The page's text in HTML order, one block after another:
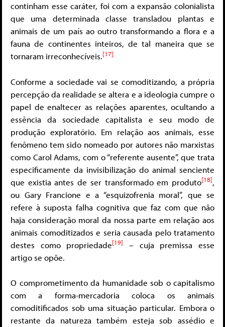
continham esse caráter, foi com a expansão colonialista
que uma determinada classe transladou plantas e
animais de um país ao outro transformando a flora e a
fauna de continentes inteiros, de tal maneira que se
tornaram irreconhecíveis.[17]
Conforme a sociedade vai se comoditizando, a própria
percepção da realidade se altera e a ideologia cumpre o
papel de enaltecer as relações aparentes, ocultando a
essência da sociedade capitalista e seu modo de
produção exploratório. Em relação aos animais, esse
fenômeno tem sido nomeado por autores não marxistas
como Carol Adams, com o “referente ausente”, que trata
especificamente da invisibilização do animal senciente
que existia antes de ser transformado em produto[18],
ou Gary Francione e a “esquizofrenia moral”, que se
refere à suposta falha cognitiva que faz com que não
haja consideração moral da nossa parte em relação aos
animais comoditizados e seria causada pelo tratamento
destes como propriedade[19]
– cuja premissa esse
artigo se opõe.
O comprometimento da humanidade sob o capitalismo
com a forma-mercadoria coloca os animais
comoditificados sob uma situação particular. Embora o
restante da natureza também esteja sob assédio e